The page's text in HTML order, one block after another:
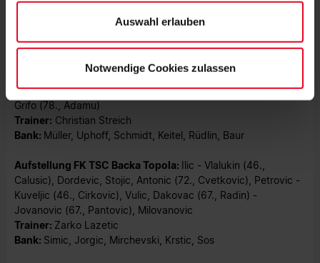
Auswahl erlauben
Notwendige Cookies zulassen
Kübler), Gulde - Sildillia, Eggestein, Höfler, Weißhaupt
(70., Makengo) - Röhl (57., Gregoritsch), Höler (70., Doan),
Grifo (78., Adamu)
Trainer: Christian Streich
Bank: Müller, Uphoff, Schmidt, Keitel, Rüdlin, Baur
Aufstellung FK TSC Backa Topola: Ilic - Vlalukin (46.,
Calusic), Dordevic, Stojic, Antonic (72., Cvetkovic), Petrovic -
Kuveljic (46., Cirkovic), Vulic, Dakovac (67., Radin) -
Jovanovic (67., Pantovic), Milovanovic
Trainer: Zarko Lazetic
Bank: Simic, Jorgic, Mirchevski, Krstic, Sos